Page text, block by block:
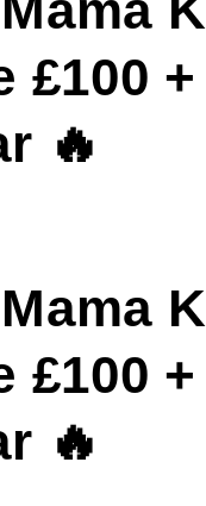
£100 +
🔥
£100 +
🔥